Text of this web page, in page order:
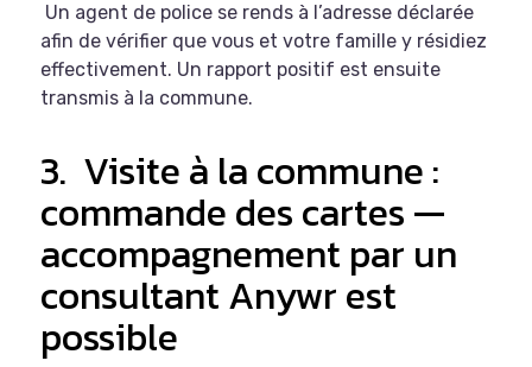
Un agent de police se rends à l’adresse déclarée
afin de vérifier que vous et votre famille y résidiez
effectivement. Un rapport positif est ensuite
transmis à la commune.
3. Visite à la commune :
commande des cartes —
accompagnement par un
consultant Anywr est
possible